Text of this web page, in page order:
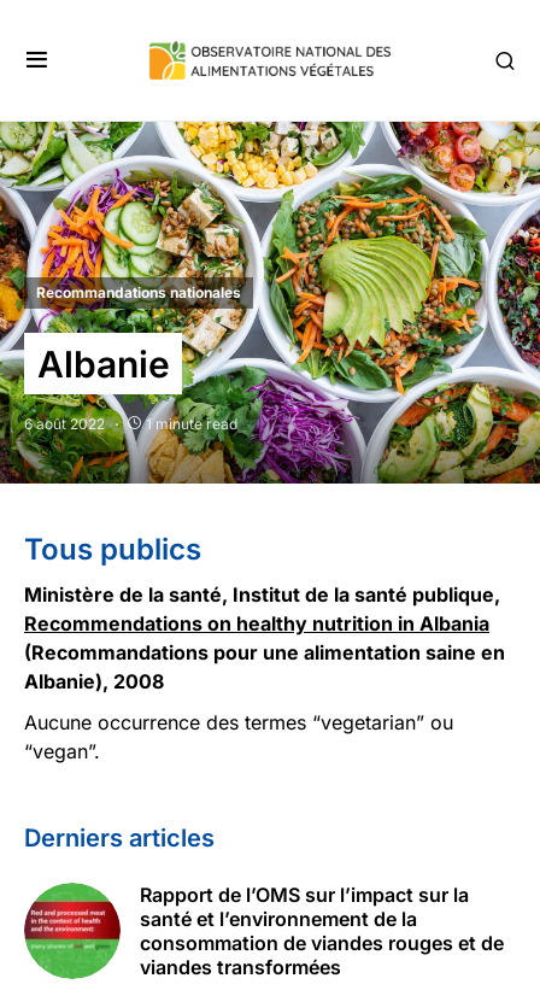
Recommandations nationales
Albanie
6 août 2022 1 minute read
Tous publics
Ministère de la santé, Institut de la santé publique,
Recommendations on healthy nutrition in Albania
(Recommandations pour une alimentation saine en
Albanie), 2008
Aucune occurrence des termes “vegetarian” ou
“vegan”.
Derniers articles
Rapport de l’OMS sur l’impact sur la
santé et l’environnement de la
consommation de viandes rouges et de
viandes transformées